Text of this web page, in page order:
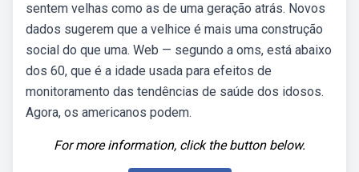
sentem velhas como as de uma geração atrás. Novos
dados sugerem que a velhice é mais uma construção
social do que uma. Web — segundo a oms, está abaixo
dos 60, que é a idade usada para efeitos de
monitoramento das tendências de saúde dos idosos.
Agora, os americanos podem.
For more information, click the button below.